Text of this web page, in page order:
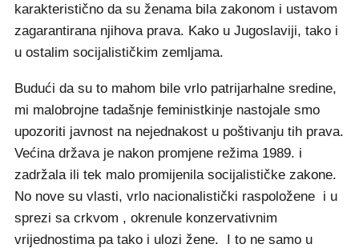
karakteristično da su ženama bila zakonom i ustavom
zagarantirana njihova prava. Kako u Jugoslaviji, tako i
u ostalim socijalističkim zemljama.
Budući da su to mahom bile vrlo patrijarhalne sredine,
mi malobrojne tadašnje feministkinje nastojale smo
upozoriti javnost na nejednakost u poštivanju tih prava.
Većina država je nakon promjene režima 1989. i
zadržala ili tek malo promijenila socijalističke zakone.
No nove su vlasti, vrlo nacionalistički raspoložene i u
sprezi sa crkvom , okrenule konzervativnim
vrijednostima pa tako i ulozi žene. I to ne samo u